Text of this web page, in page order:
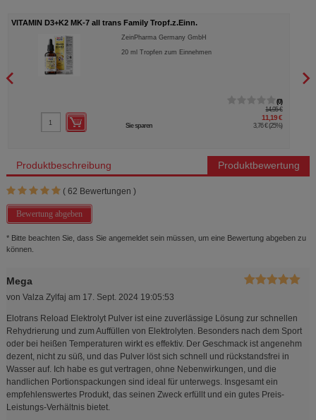
VITAMIN D3+K2 MK-7 all trans Family Tropf.z.Einn.
ZeinPharma Germany GmbH
20ml Tropfen zum Einnehmen
0
14,95 €
11,19 €
Sie sparen 3,76 € (25%)
Produktbeschreibung Produktbewertung
( 62 Bewertungen )
Bewertung abgeben
* Bitte beachten Sie, dass Sie angemeldet sein müssen, um eine Bewertung abgeben zu
können.
Mega
von Valza Zylfaj am 17. Sept. 2024 19:05:53
Elotrans Reload Elektrolyt Pulver ist eine zuverlässige Lösung zur schnellen
Rehydrierung und zum Auffüllen von Elektrolyten. Besonders nach dem Sport
oder bei heißen Temperaturen wirkt es effektiv. Der Geschmack ist angenehm
dezent, nicht zu süß, und das Pulver löst sich schnell und rückstandsfrei in
Wasser auf. Ich habe es gut vertragen, ohne Nebenwirkungen, und die
handlichen Portionspackungen sind ideal für unterwegs. Insgesamt ein
empfehlenswertes Produkt, das seinen Zweck erfüllt und ein gutes Preis-
Leistungs-Verhältnis bietet.